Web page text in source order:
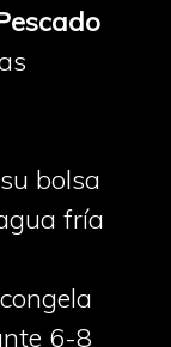
bolsa
fría
6-8